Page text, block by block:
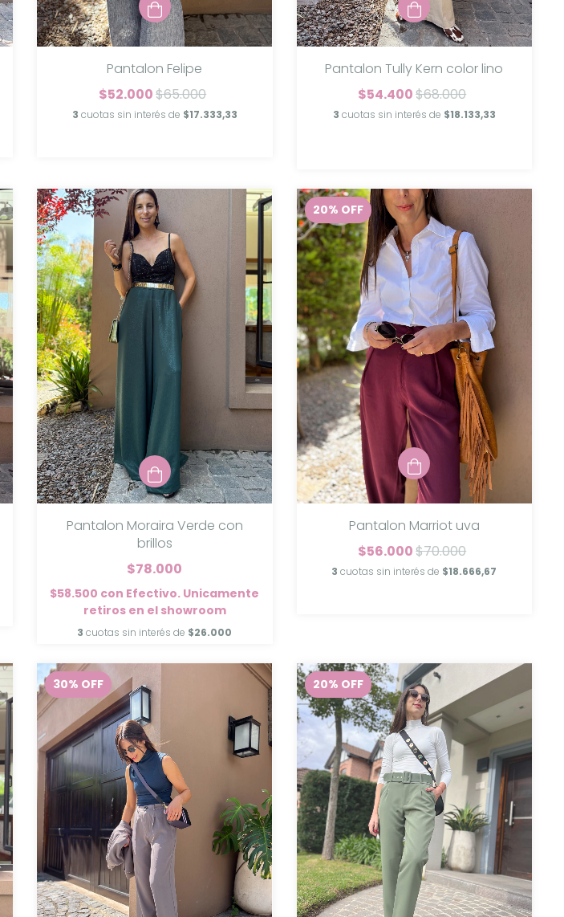
Pantalon Felipe
$52.000$65.000
3 cuotas sin interés de $17.333,33
Pantalon Tully Kern color lino
$54.400$68.000
3 cuotas sin interés de $18.133,33
Pantalon Moraira Verde con
brillos
$78.000
$58.500 con Efectivo. Unicamente
retiros en el showroom
3 cuotas sin interés de $26.000
20% OFF
Pantalon Marriot uva
$56.000$70.000
3 cuotas sin interés de $18.666,67
30% OFF 20% OFF